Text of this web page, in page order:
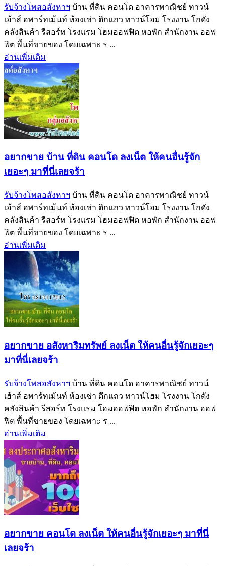
รับจ้างโพสอสังหาฯ บ้าน ที่ดิน คอนโด อาคารพาณิชย์ ทาวน์
เฮ้าส์ อพาร์ทเม้นท์ ห้องเช่า ตึกแถว ทาวน์โฮม โรงงาน โกดัง
คลังสินค้า รีสอร์ท โรงแรม โฮมออฟฟิต หอพัก สำนักงาน ออฟ
ฟิต พื้นที่ขายของ โดยเฉพาะ ร ...
อ่านเพิ่มเติม
อยากขาย บ้าน ที่ดิน คอนโด ลงเน็ต ให้คนอื่นรู้จัก
เยอะๆ มาที่นี่เลยจร้า
รับจ้างโพสอสังหาฯ บ้าน ที่ดิน คอนโด อาคารพาณิชย์ ทาวน์
เฮ้าส์ อพาร์ทเม้นท์ ห้องเช่า ตึกแถว ทาวน์โฮม โรงงาน โกดัง
คลังสินค้า รีสอร์ท โรงแรม โฮมออฟฟิต หอพัก สำนักงาน ออฟ
ฟิต พื้นที่ขายของ โดยเฉพาะ ร ...
อ่านเพิ่มเติม
อยากขาย อสังหาริมทรัพย์ ลงเน็ต ให้คนอื่นรู้จักเยอะๆ
มาที่นี่เลยจร้า
รับจ้างโพสอสังหาฯ บ้าน ที่ดิน คอนโด อาคารพาณิชย์ ทาวน์
เฮ้าส์ อพาร์ทเม้นท์ ห้องเช่า ตึกแถว ทาวน์โฮม โรงงาน โกดัง
คลังสินค้า รีสอร์ท โรงแรม โฮมออฟฟิต หอพัก สำนักงาน ออฟ
ฟิต พื้นที่ขายของ โดยเฉพาะ ร ...
อ่านเพิ่มเติม
อยากขาย คอนโด ลงเน็ต ให้คนอื่นรู้จักเยอะๆ มาที่นี่
เลยจร้า